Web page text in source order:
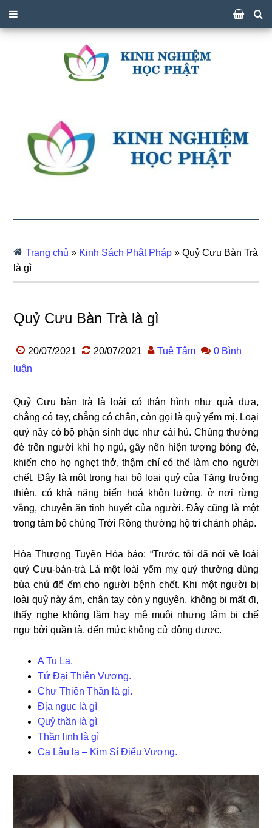
Trang chủ » Kinh Sách Phật Pháp »Quỷ Cưu Bàn Trà
là gì
Quỷ Cưu Bàn Trà là gì
20/07/2021 20/07/2021 Tuệ Tâm
0 Bình
luận
Quỷ Cưu bàn trà là loài có thân hình như quả dưa,
chẳng có tay, chẳng có chân, còn gọi là quỷ yểm mị. Loại
quỷ nầy có bộ phận sinh dục như cái hủ. Chúng thường
đè trên người khi họ ngủ, gây nên hiện tượng bóng đè,
khiến cho họ nghẹt thở, thậm chí có thể làm cho người
chết. Đây là một trong hai bộ loại quỷ của Tăng trưởng
thiên, có khả năng biến hoá khôn lường, ở nơi rừng
vắng, chuyên ăn tinh huyết của người. Đây cũng là một
trong tám bộ chúng Trời Rồng thường hộ trì chánh pháp.
Hòa Thượng Tuyên Hóa bảo: “Trước tôi đã nói về loài
quỷ Cưu-bàn-trà Là một loài yểm mỵ quỷ thường dùng
bùa chú để ếm cho người bệnh chết. Khi một người bị
loài quỷ này ám, chân tay còn y nguyên, không bị mất đi,
thấy nghe không lầm hay mê muội nhưng tâm bị chế
ngự bởi quần tà, đến mức không cử động được.
A Tu La.
Tứ Đại Thiên Vương.
Chư Thiên Thần là gì.
Địa ngục là gì
Quỷ thần là gì
Thần linh là gì
Ca Lâu la – Kim Sí Điểu Vương.